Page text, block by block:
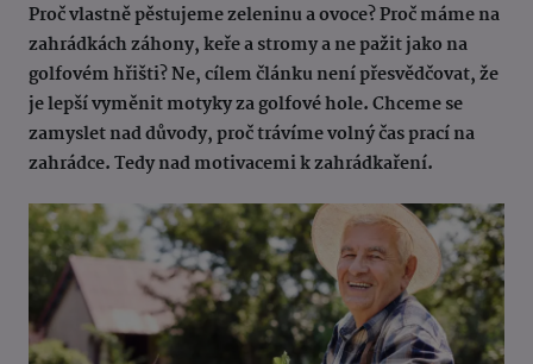
Proč vlastně pěstujeme zeleninu a ovoce? Proč máme na
zahrádkách záhony, keře a stromy a ne pažit jako na
golfovém hřišti? Ne, cílem článku není přesvědčovat, že
je lepší vyměnit motyky za golfové hole. Chceme se
zamyslet nad důvody, proč trávíme volný čas prací na
zahrádce. Tedy nad motivacemi k zahrádkaření.